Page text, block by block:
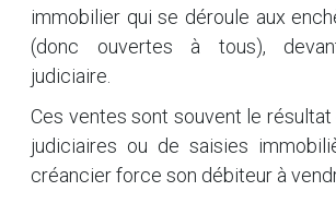
immobilier qui se déroule aux
(donc ouvertes à tous),
judiciaire.
Ces ventes sont souvent le
judiciaires ou de saisies
créancier force son débiteur à